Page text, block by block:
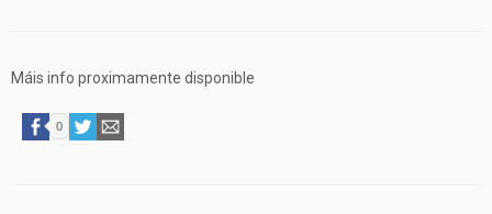
Máis info proximamente disponible
0